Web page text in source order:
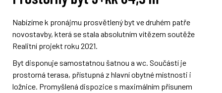
Nabízíme k pronájmu prosvětlený byt ve druhém patře
novostavby, která se stala absolutním vítězem soutěže
Realitní projekt roku 2021.
Byt disponuje samostatnou šatnou a wc. Součástí je
prostorná terasa, přístupná z hlavní obytné místnosti i
ložnice. Promyšlená dispozice s maximálním přísunem